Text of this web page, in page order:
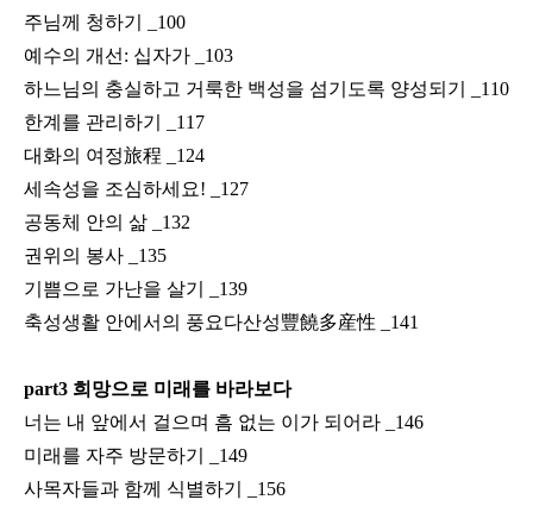
주님께 청하기
_100
예수의 개선 : 십자가
_103
하느님의 충실하고 거룩한 백성을 섬기도록 양성되기
_110
한계를 관리하기
_117
대화의 여정旅程
_124
세속성을 조심하세요! _127
공동체 안의 삶
_132
권위의 봉사
_135
기쁨으로 가난을 살기
_139
축성생활 안에서의 풍요다산성豐饒多産性 _141
part3 희망으로 미래를 바라보다
너는 내 앞에서 걸으며 흠 없는 이가 되어라
_146
미래를 자주 방문하기
_149
사목자들과 함께 식별하기
_156